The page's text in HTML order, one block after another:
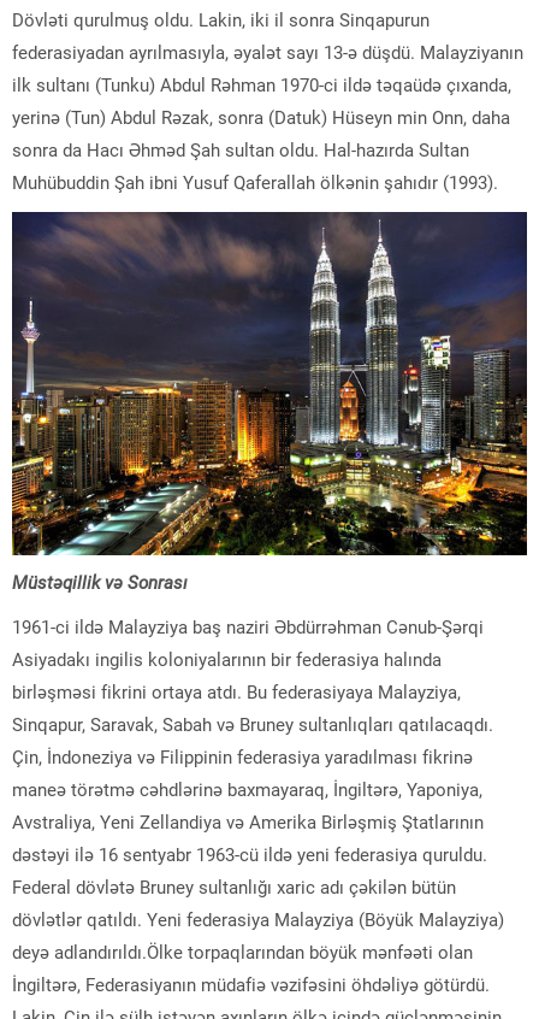
Dövləti qurulmuş oldu. Lakin, iki il sonra Sinqapurun
federasiyadan ayrılmasıyla, əyalət sayı 13-ə düşdü. Malayziyanın
ilk sultanı (Tunku) Abdul Rəhman 1970-ci ildə təqaüdə çıxanda,
yerinə (Tun) Abdul Rəzak, sonra (Datuk) Hüseyn min Onn, daha
sonra da Hacı Əhməd Şah sultan oldu. Hal-hazırda Sultan
Muhübuddin Şah ibni Yusuf Qaferallah ölkənin şahıdır (1993).
Müstəqillik və Sonrası
1961-ci ildə Malayziya baş naziri Əbdürrəhman Cənub-Şərqi
Asiyadakı ingilis koloniyalarının bir federasiya halında
birləşməsi fikrini ortaya atdı. Bu federasiyaya Malayziya,
Sinqapur, Saravak, Sabah və Bruney sultanlıqları qatılacaqdı.
Çin, İndoneziya və Filippinin federasiya yaradılması fikrinə
maneə törətmə cəhdlərinə baxmayaraq, İngiltərə, Yaponiya,
Avstraliya, Yeni Zellandiya və Amerika Birləşmiş Ştatlarının
dəstəyi ilə 16 sentyabr 1963-cü ildə yeni federasiya quruldu.
Federal dövlətə Bruney sultanlığı xaric adı çəkilən bütün
dövlətlər qatıldı. Yeni federasiya Malayziya (Böyük Malayziya)
deyə adlandırıldı.Ölke torpaqlarından böyük mənfəəti olan
İngiltərə, Federasiyanın müdafiə vəzifəsini öhdəliyə götürdü.